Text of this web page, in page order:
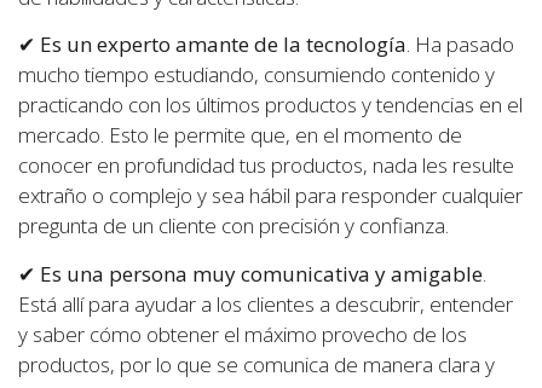
✔ Es un experto amante de la tecnología. Ha pasado
mucho tiempo estudiando, consumiendo contenido y
practicando con los últimos productos y tendencias en el
mercado. Esto le permite que, en el momento de
conocer en profundidad tus productos, nada les resulte
extraño o complejo y sea hábil para responder cualquier
pregunta de un cliente con precisión y confianza.
✔ Es una persona muy comunicativa y amigable.
Está allí para ayudar a los clientes a descubrir, entender
y saber cómo obtener el máximo provecho de los
productos, por lo que se comunica de manera clara y